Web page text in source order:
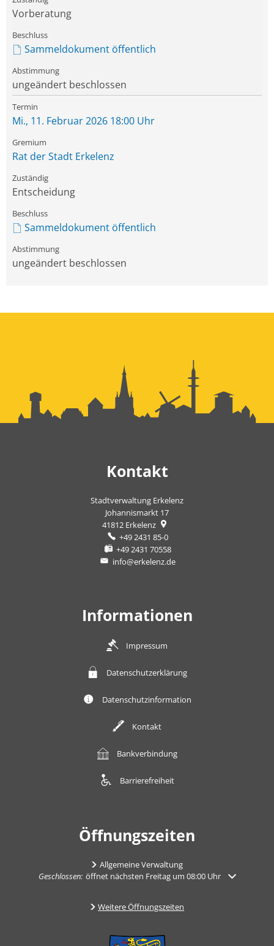
Vorberatung
Sammeldokument öffentlich
ungeändert beschlossen
Mi., 11. Februar 2026 18:00 Uhr
Rat der Stadt Erkelenz
Entscheidung
Sammeldokument öffentlich
ungeändert beschlossen
Kontakt
Stadtverwaltung Erkelenz
Johannismarkt 17
41812 Erkelenz
+49 2431 85-0
+49 2431 70558
info@erkelenz.de
Informationen
Impressum
Datenschutzerklärung
Datenschutzinformation
Kontakt
Bankverbindung
Barrierefreiheit
Öffnungszeiten
Allgemeine Verwaltung
Klicken, um weitere Öffnungs- oder Schließzeiten auszublenden
Geschlossen: öffnet nächsten Freitag um 08:00 Uhr
Weitere Öffnungszeiten